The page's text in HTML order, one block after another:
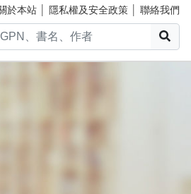
於本站 隱私權及安全政策 聯絡我們